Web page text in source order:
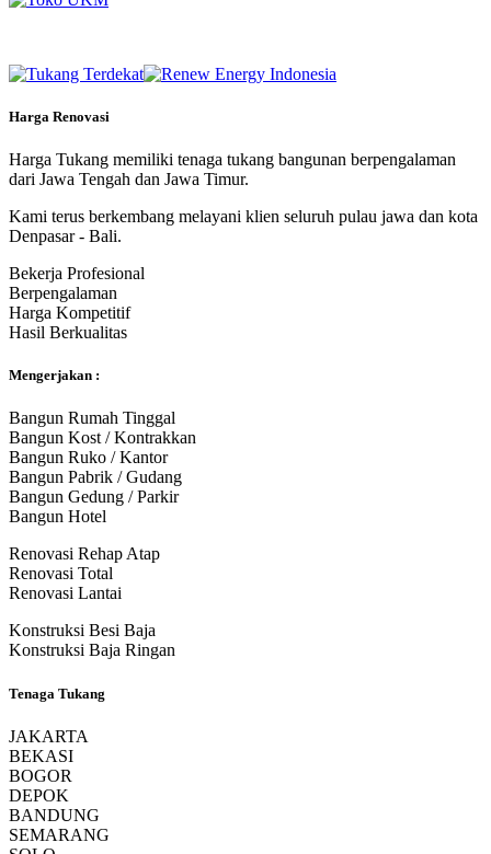
Harga Renovasi
Harga Tukang memiliki tenaga tukang bangunan berpengalaman
dari Jawa Tengah dan Jawa Timur.
Kami terus berkembang melayani klien seluruh pulau jawa dan kota
Denpasar - Bali.
Bekerja Profesional
Berpengalaman
Harga Kompetitif
Hasil Berkualitas
Mengerjakan :
Bangun Rumah Tinggal
Bangun Kost / Kontrakkan
Bangun Ruko / Kantor
Bangun Pabrik / Gudang
Bangun Gedung / Parkir
Bangun Hotel
Renovasi Rehap Atap
Renovasi Total
Renovasi Lantai
Konstruksi Besi Baja
Konstruksi Baja Ringan
Tenaga Tukang
JAKARTA
BEKASI
BOGOR
DEPOK
BANDUNG
SEMARANG